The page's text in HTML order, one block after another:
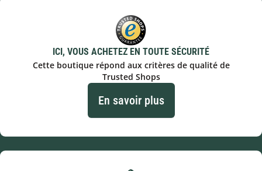
ICI, VOUS ACHETEZ EN TOUTE SÉCURITÉ
Cette boutique répond aux critères de qualité de
Trusted Shops
En savoir plus